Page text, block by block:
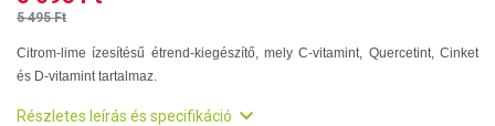
5 495 Ft
Citrom-lime ízesítésű étrend-kiegészítő, mely C-vitamint, Quercetint, Cinket
és D-vitamint tartalmaz.
Részletes leírás és specifikáció